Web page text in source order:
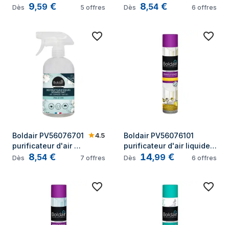
Pulvérisateur de
Dès 9,59 € 5 offres
liquide Pulvérisateur
Jasmin 500 ml
Dès 8,54 € 6 offres
Boldair PV56076701
purificateur d'air
liquide Pulvérisateur
Fleur 500 ml
4.5
Dès 8,54 € 7 offres
Boldair PV56076101
purificateur d'air liquide
Pulvérisateur de
Dès 14,99 € 6 offres